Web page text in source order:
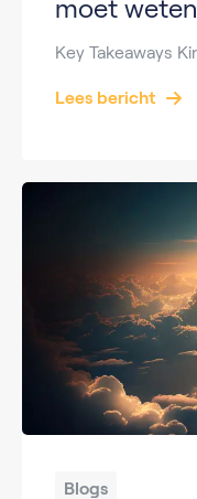
moet weten
Lees bericht
Blogs